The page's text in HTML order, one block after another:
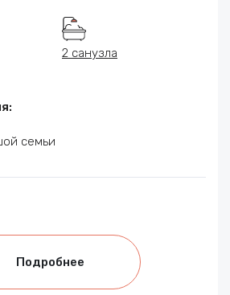
2 санузла
семьи
Подробнее